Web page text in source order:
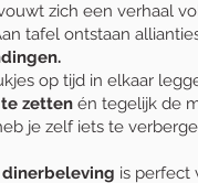
zich een verhaal
tafel ontstaan
op tijd in elkaar
zetten én tegelijk de
je zelf iets te
is perfect